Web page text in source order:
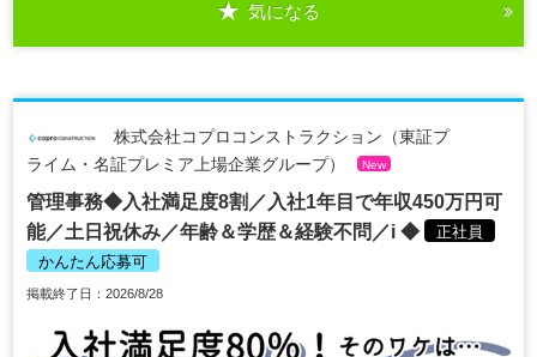
気になる
株式会社コプロコンストラクション（東証プ
ライム・名証プレミア上場企業グループ）
New
管理事務◆入社満足度8割／入社1年目で年収450万円可
能／土日祝休み／年齢＆学歴＆経験不問／i ◆
正社員
かんたん応募可
掲載終了日：2026/8/28